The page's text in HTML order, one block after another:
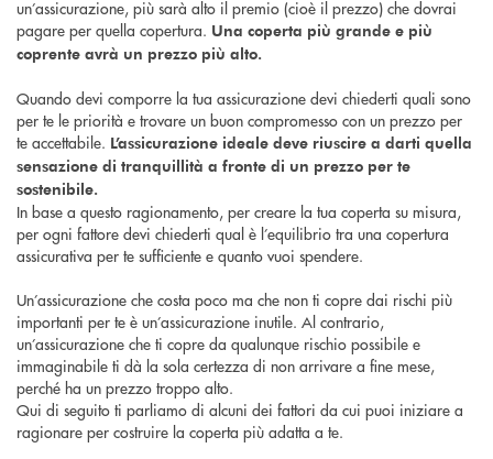
un’assicurazione, più sarà alto il premio (cioè il prezzo) che dovrai
pagare per quella copertura. Una coperta più grande e più
coprente avrà un prezzo più alto.
Quando devi comporre la tua assicurazione devi chiederti quali sono
per te le priorità e trovare un buon compromesso con un prezzo per
te accettabile. L’assicurazione ideale deve riuscire a darti quella
sensazione di tranquillità a fronte di un prezzo per te
sostenibile.
In base a questo ragionamento, per creare la tua coperta su misura,
per ogni fattore devi chiederti qual è l’equilibrio tra una copertura
assicurativa per te sufficiente e quanto vuoi spendere.
Un’assicurazione che costa poco ma che non ti copre dai rischi più
importanti per te è un’assicurazione inutile. Al contrario,
un’assicurazione che ti copre da qualunque rischio possibile e
immaginabile ti dà la sola certezza di non arrivare a fine mese,
perché ha un prezzo troppo alto.
Qui di seguito ti parliamo di alcuni dei fattori da cui puoi iniziare a
ragionare per costruire la coperta più adatta a te.